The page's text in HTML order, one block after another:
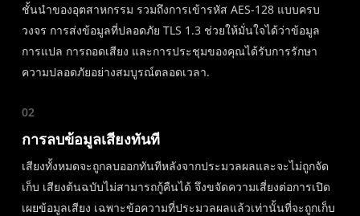
ชั้นนำของอุตสาหกรรม รวมถึงการเข้ารหัส AES-128 แบบครบ
วงจร การส่งข้อมูลที่ปลอดภัย TLS 1.3 ช่วยให้มั่นใจได้ว่าข้อมูล
การแปล การถอดเสียง และการประชุมของคุณได้รับการรักษา
ความปลอดภัยอย่างสมบูรณ์ตลอดเวลา.
02
การลบข้อมูลเสียงทันที
เสียงทั้งหมดจะถูกลบออกทันทีหลังจากประมวลผลและจะไม่ถูกจัด
เก็บ เสียงต้นฉบับไม่สามารถกู้คืนได้ จึงขจัดความเสี่ยงต่อการเปิด
เผยข้อมูลเสียง เฉพาะข้อความที่ประมวลผลแล้วเท่านั้นที่จะถูกเก็บ